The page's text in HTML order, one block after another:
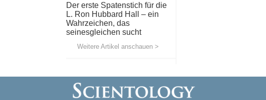
Der erste Spatenstich für die
L. Ron Hubbard Hall – ein
Wahrzeichen, das
seinesgleichen sucht
Weitere Artikel anschauen >